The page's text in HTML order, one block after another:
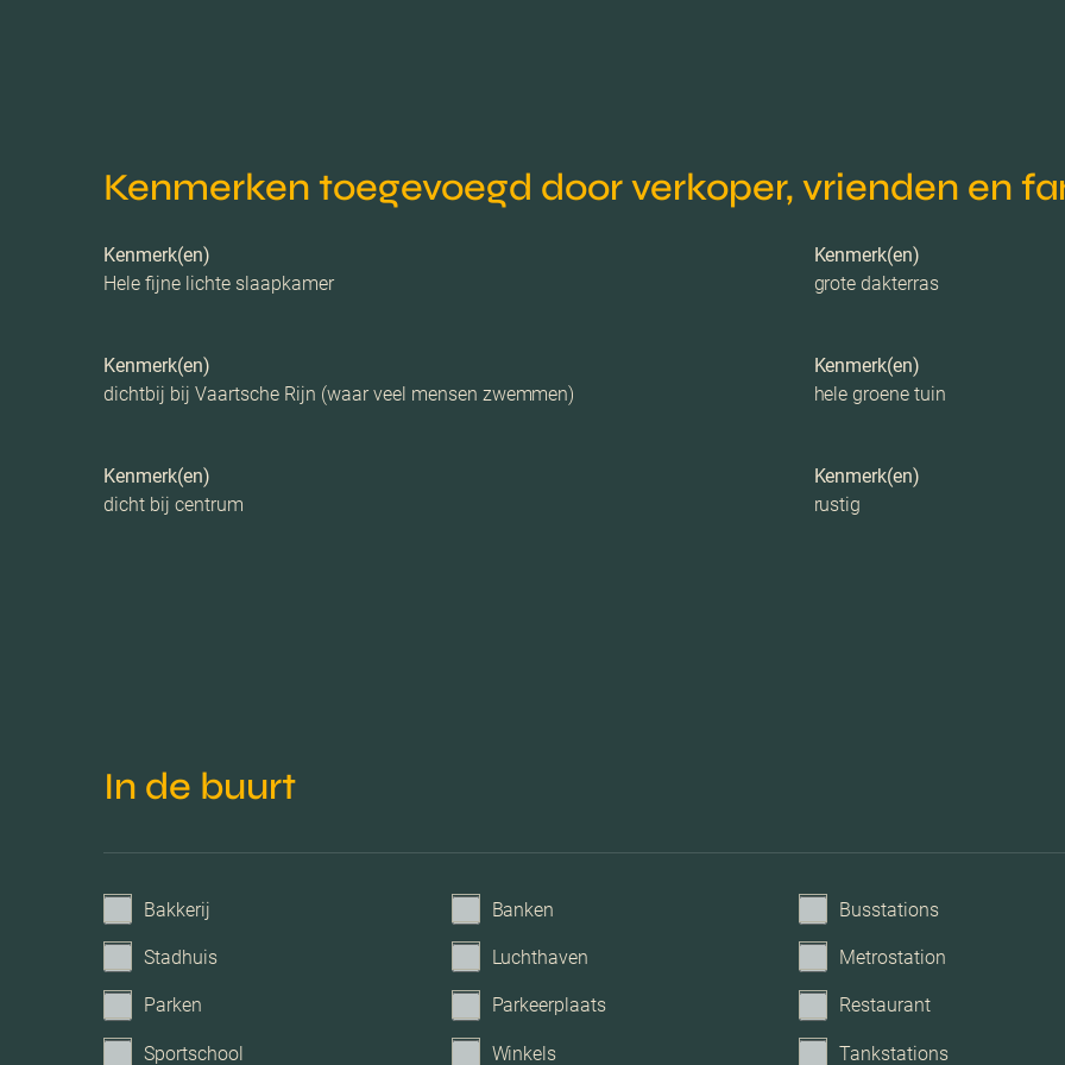
Voorzieningen
Parkeerfaciliteiten
Kenmerken toegevoegd door verkoper, vrienden en
Kenmerk(en)
Hele fijne lichte slaapkamer
Kenmerk(en)
grote dakterras
Kenmerk(en)
dichtbij bij Vaartsche Rijn (waar veel mensen zwemmen)
Kenmerk(en)
hele groene tuin
Kenmerk(en)
dicht bij centrum
Kenmerk(en)
rustig
In de buurt
Bakkerij Banken Busstations
Stadhuis Luchthaven Metrostation
Parken Parkeerplaats Restaurant
Sportschool Winkels Tankstations